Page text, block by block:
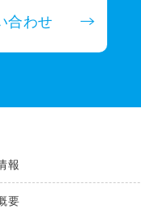
合わせ
報
要